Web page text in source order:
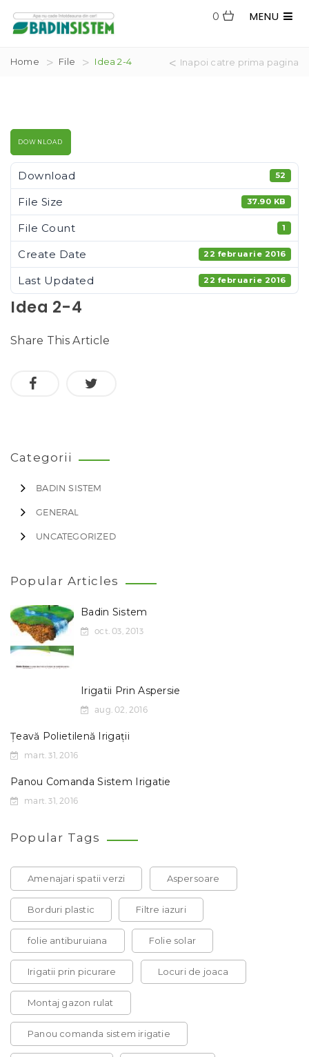
MENU
0
Home File Idea 2-4 Inapoi catre prima pagina
DOWNLOAD
Download 52
File Size 37.90 KB
File Count 1
Create Date 22 februarie 2016
Last Updated 22 februarie 2016
Idea 2-4
Share This Article
Categorii
BADIN SISTEM
GENERAL
UNCATEGORIZED
Popular Articles
Badin Sistem
oct. 03, 2013
Irigatii Prin Aspersie
aug. 02, 2016
Țeavă Polietilenă Irigații
mart. 31, 2016
Panou Comanda Sistem Irigatie
mart. 31, 2016
Popular Tags
Amenajari spatii verzi Aspersoare
Borduri plastic Filtre iazuri
folie antiburuiana Folie solar
Irigatii prin picurare Locuri de joaca
Montaj gazon rulat
Panou comanda sistem irigatie